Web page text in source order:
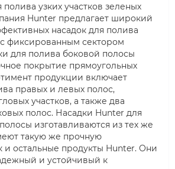
узких участков зеленых
Hunter предлагает широкий
насадок для полива
фиксированным сектором
для полива боковой полосы
покрытие прямоугольных
продукции включает
правых и левых полос,
участков, а также два
полос. Насадки Hunter для
изготавливаются из тех же
такую же прочную
и остальные продукты Hunter. Они
и устойчивый к